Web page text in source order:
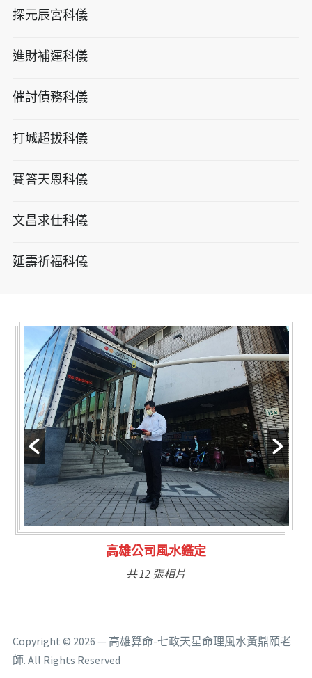
探元辰宮科儀
進財補運科儀
催討債務科儀
打城超拔科儀
賽答天恩科儀
文昌求仕科儀
延壽祈福科儀
林氏福主量子生基造命
共 6 張相片
Copyright © 2026 — 高雄算命-七政天星命理風水黃鼎頤老
師. All Rights Reserved